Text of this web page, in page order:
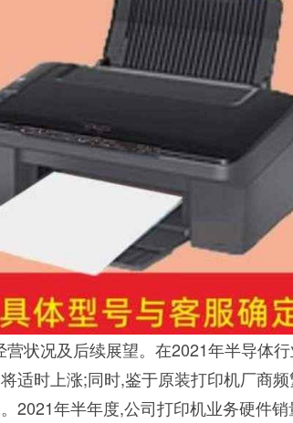
状况及后续展望。在2021年半导体
适时上涨;同时,鉴于原装打印机厂商
2021年半年度,公司打印机业务硬件销